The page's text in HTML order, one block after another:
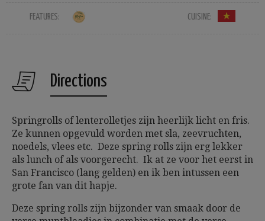
FEATURES: CUISINE:
Directions
Springrolls of lenterolletjes zijn heerlijk licht en fris.
Ze kunnen opgevuld worden met sla, zeevruchten,
noedels, vlees etc. Deze spring rolls zijn erg lekker
als lunch of als voorgerecht. Ik at ze voor het eerst in
San Francisco (lang gelden) en ik ben intussen een
grote fan van dit hapje.
Deze spring rolls zijn bijzonder van smaak door de